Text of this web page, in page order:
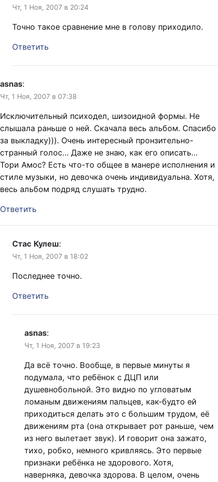
Чт, 1 Ноя, 2007 в 20:24
Точно такое сравнение мне в голову приходило.
Ответить
asnas:
Чт, 1 Ноя, 2007 в 07:38
Исключительный психодел, шизоидной формы. Не
слышала раньше о ней. Скачала весь альбом. Спасибо
за выкладку))). Очень интересный пронзительно-
странный голос… Даже не знаю, как его описать…
Тори Амос? Есть что-то общее в манере исполнения и
стиле музыки, но девочка очень индивидуальна. Хотя,
весь альбом подряд слушать трудно.
Ответить
Стас Кулеш:
Чт, 1 Ноя, 2007 в 18:02
Последнее точно.
Ответить
asnas:
Чт, 1 Ноя, 2007 в 19:23
Да всё точно. Вообще, в первые минуты я
подумала, что ребёнок с ДЦП или
душевнобольной. Это видно по угловатым
ломаным движениям пальцев, как-будто ей
приходиться делать это с большим трудом, её
движениям рта (она открывает рот раньше, чем
из него вылетает звук). И говорит она зажато,
тихо, робко, немного кривляясь. Это первые
признаки ребёнка не здорового. Хотя,
наверняка, девочка здорова. В целом, очень